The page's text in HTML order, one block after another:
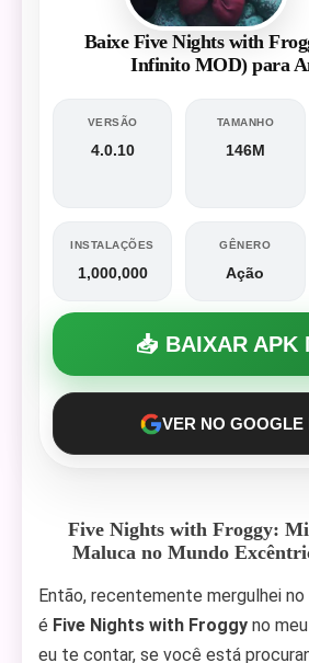
Baixe Five Nights with
Infinito MOD) para
VERSÃO
4.0.10
TAMANHO
146M
INSTALAÇÕES
1,000,000
GÊNERO
Ação
📥 BAIXAR APK
VER NO GOOGLE
Five Nights with Froggy:
Maluca no Mundo
Então, recentemente mergulhei
é Five Nights with Froggy no
eu te contar, se você está